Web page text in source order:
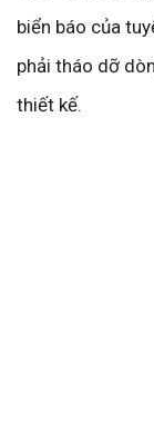
biển báo của
phải tháo dỡ
thiết kế.